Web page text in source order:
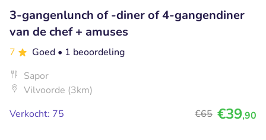
3-gangenlunch of -diner of 4-gangendiner
van de chef + amuses
7 Goed • 1 beoordeling
Sapor
Vilvoorde (3km)
Verkocht: 75
€65 €39,90